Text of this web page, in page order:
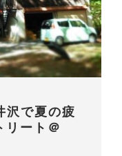
沢で夏の疲
リート＠